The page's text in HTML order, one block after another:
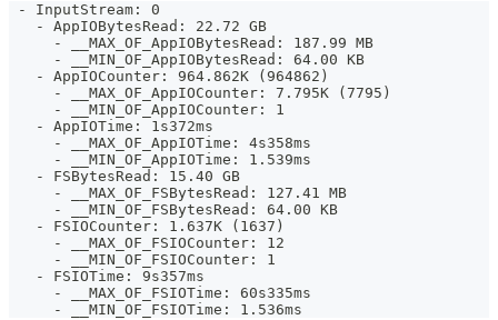
- InputStream: 0
   - AppIOBytesRead: 22.72 GB
     - __MAX_OF_AppIOBytesRead: 187.99 MB
     - __MIN_OF_AppIOBytesRead: 64.00 KB
   - AppIOCounter: 964.862K (964862)
     - __MAX_OF_AppIOCounter: 7.795K (7795)
     - __MIN_OF_AppIOCounter: 1
   - AppIOTime: 1s372ms
     - __MAX_OF_AppIOTime: 4s358ms
     - __MIN_OF_AppIOTime: 1.539ms
   - FSBytesRead: 15.40 GB
     - __MAX_OF_FSBytesRead: 127.41 MB
     - __MIN_OF_FSBytesRead: 64.00 KB
   - FSIOCounter: 1.637K (1637)
     - __MAX_OF_FSIOCounter: 12
     - __MIN_OF_FSIOCounter: 1
   - FSIOTime: 9s357ms
     - __MAX_OF_FSIOTime: 60s335ms
     - __MIN_OF_FSIOTime: 1.536ms